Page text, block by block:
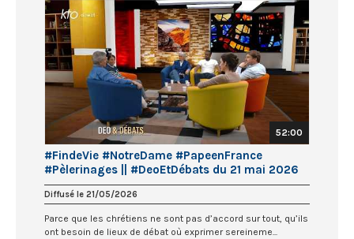
52:00
#FindeVie #NotreDame #PapeenFrance
#Pèlerinages || #DeoEtDébats du 21 mai 2026
Diffusé le 21/05/2026
Parce que les chrétiens ne sont pas d’accord sur tout, qu’ils
ont besoin de lieux de débat où exprimer sereineme...